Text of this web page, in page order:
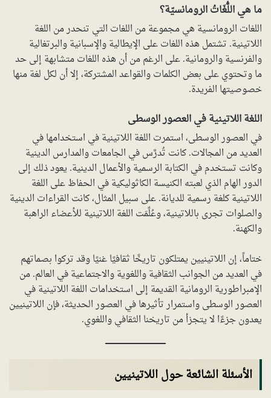
ما هي اللُّغَاتُ الرومانسيّة؟
اللغات الرومانسية هي مجموعة من اللغات التي تنحدر من اللغة
اللاتينية. تشتمل هذه اللغات على الإيطالية والإسبانية والبرتغالية
والفرنسية والرومانية. على الرغم من أن هذه اللغات متشابهة إلى حد
ما وتحتوي على بعض الكلمات والقواعد المشتركة، إلا أن لكل لغة منها
خصوصيتها الفريدة.
اللغة اللاتينية في العصور الوسطى
في العصور الوسطى، استمرت اللغة اللاتينية في استخدامها في
العديد من المجالات. كانت تُدرَّس في الجامعات والمدارس الدينية
وكانت تستخدم في الكتابة الرسمية والأعمال الدينية. يعود ذلك إلى
الدور الهام الذي لعبته الكنيسة الكاثوليكية في الحفاظ على اللغة
اللاتينية كلغة رسمية للديانة. على سبيل المثال، كانت القراءات الدينية
والصلوات تجرى باللاتينية، وعُلِّمَت اللغة اللاتينية للأعضاء الراهبة
والكهنة.
ختاماً، إن اللاتينيين يمتلكون تاريخًا ثقافيًا غنيًا وقد تركوا بصماتهم
في العديد من الجوانب الثقافية واللغوية والاجتماعية في العالم. من
الإمبراطورية الرومانية القديمة إلى استخدامات اللغة اللاتينية في
العصور الوسطى واستمرار تأثيرها في العصور الحديثة، فإن اللاتينيين
يعدون جزءًا لا يتجزأ من تاريخنا الثقافي واللغوي.
الأسئلة الشائعة حول اللاتينيين